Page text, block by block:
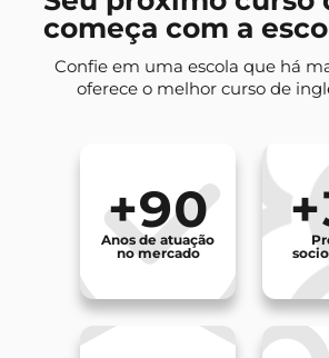
começa com a
Confie em uma escola que há
oferece o melhor curso de
+90
Anos de atuação
no mercado